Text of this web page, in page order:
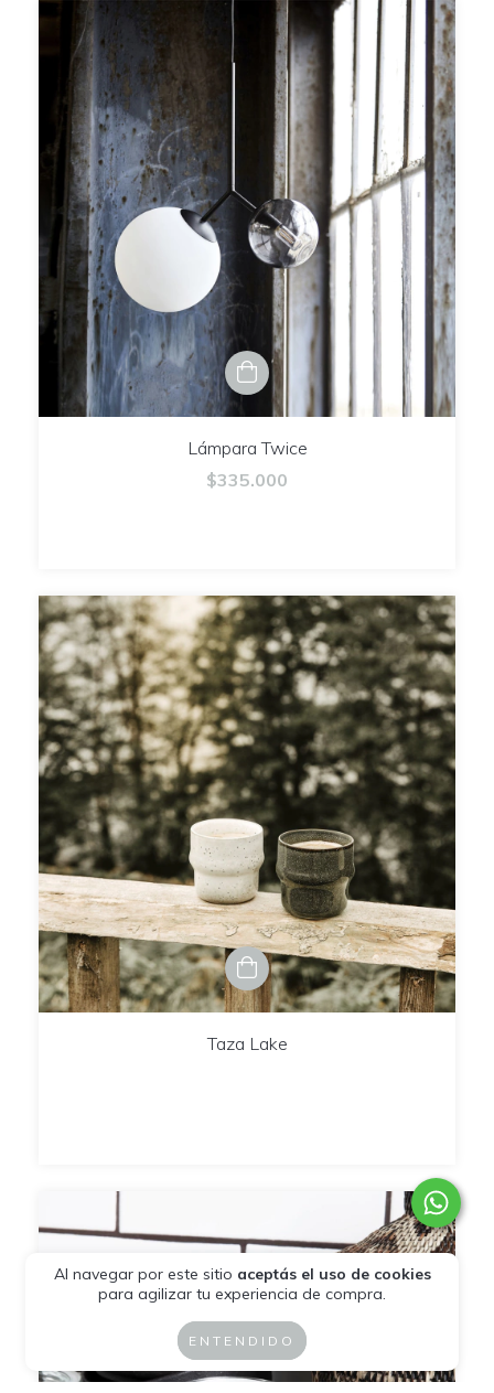
Al navegar por este sitio aceptás el uso de cookies
para agilizar tu experiencia de compra.
ENTENDIDO
Lámpara Twice
$335.000
Taza Lake